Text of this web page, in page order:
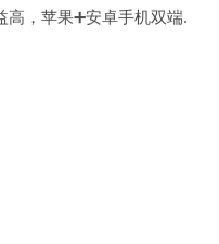
，苹果➕安卓手机双端.